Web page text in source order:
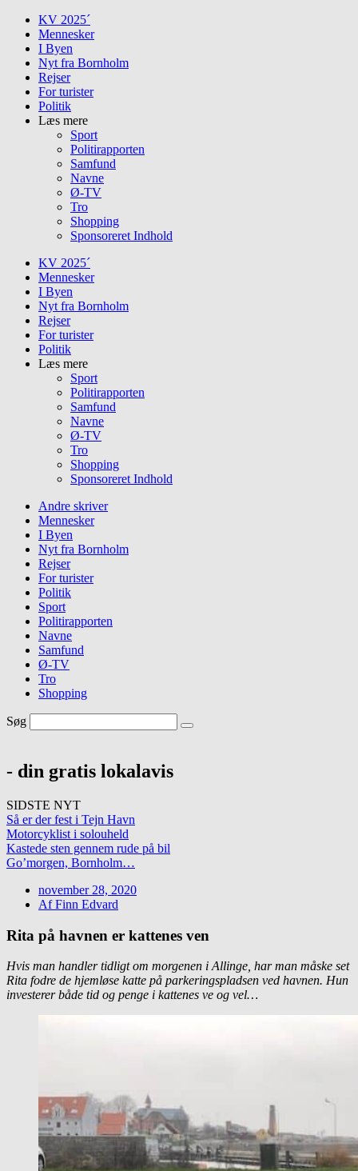
Skip
content
KV 2025´
Mennesker
I Byen
Nyt fra Bornholm
Rejser
For turister
Politik
Læs mere
Sport
Politirapporten
Samfund
Navne
Ø-TV
Tro
Shopping
Sponsoreret Indhold
KV 2025´
Mennesker
I Byen
Nyt fra Bornholm
Rejser
For turister
Politik
Læs mere
Sport
Politirapporten
Samfund
Navne
Ø-TV
Tro
Shopping
Sponsoreret Indhold
Andre skriver
Mennesker
I Byen
Nyt fra Bornholm
Rejser
For turister
Politik
Sport
Politirapporten
Navne
Samfund
Ø-TV
Tro
Shopping
Søg
- din gratis lokalavis
SIDSTE NYT
Så er der fest i Tejn Havn
Motorcyklist i solouheld
Kastede sten gennem rude på bil
Go’morgen, Bornholm…
november 28, 2020
AfFinn Edvard
Rita på havnen er kattenes ven
Hvis man handler tidligt om morgenen i Allinge, har man måske set
Rita fodre de hjemløse katte på parkeringspladsen ved havnen. Hun
investerer både tid og penge i kattenes ve og vel…